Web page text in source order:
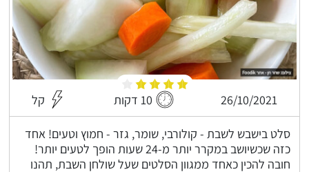
26/10/2021 10 דקות קל
סלט בישבש לשבת - קולורבי, שומר, גזר - חמוץ וטעים! אחד
כזה שכשיושב במקרר יותר מ-24 שעות הופך לטעים יותר!
חובה להכין כאחד ממגוון הסלטים שעל שולחן השבת, תהנו